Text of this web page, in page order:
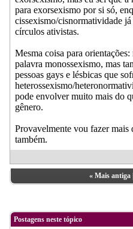
para exorsexismo por si só,
cissexismo/cisnormatividade
círculos ativistas.
Mesma coisa para
palavra monossexismo, mas
pessoas gays e lésbicas que
heterossexismo/
pode envolver muito mais do
gênero.
Provavelmente vou fazer mais
também.
« Mais antiga|
Postagens neste tópico